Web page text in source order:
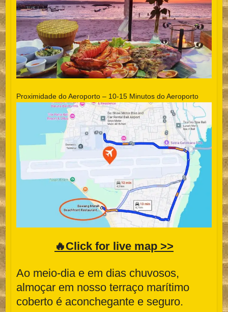
Proximidade do Aeroporto – 10-15 Minutos do Aeroporto
🔥Click for live map >>
Ao meio-dia e em dias chuvosos,
almoçar em nosso terraço marítimo
coberto é aconchegante e seguro.